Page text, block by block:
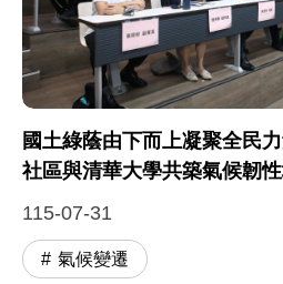
國土綠蔭由下而上凝聚全民
社區與清華大學共築氣候韌
115-07-31
氣候變遷